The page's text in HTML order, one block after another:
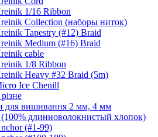
1/16 Ribbon
Collection (наборы ниток)
Tapestry (#12) Braid
Medium (#16) Braid
cable
1/8 Ribbon
Heavy #32 Braid (5m)
Ice Chenill
для вишивання 2 мм, 4 мм
длинноволокнистый хлопок)
(#1-99)